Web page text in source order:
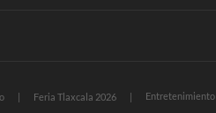
Feria Tlaxcala 2026 Entretenimiento